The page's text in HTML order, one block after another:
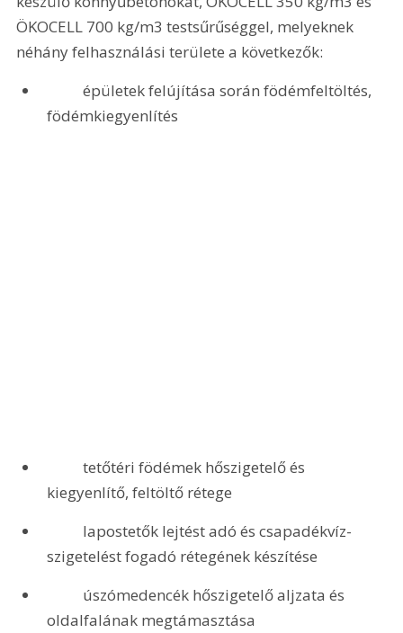
ÖKOCELL 700 kg/m3 testsűrűséggel, melyeknek
néhány felhasználási területe a következők:
	épületek felújítása során födémfeltöltés,
födémkiegyenlítés
	tetőtéri födémek hőszigetelő és
kiegyenlítő, feltöltő rétege
szigetelést fogadó rétegének készítése
oldalfalának megtámasztása